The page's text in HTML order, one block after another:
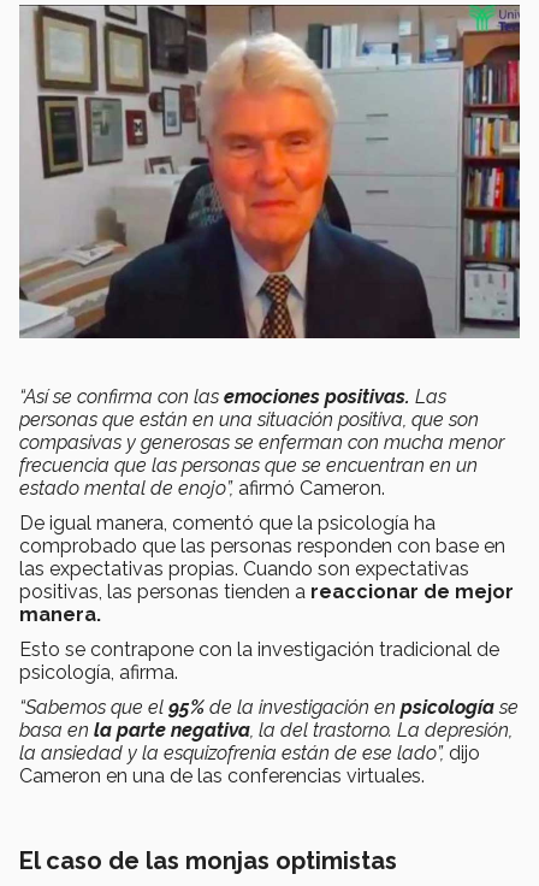
“Así se confirma con las emociones positivas. Las
personas que están en una situación positiva, que son
compasivas y generosas se enferman con mucha menor
frecuencia que las personas que se encuentran en un
estado mental de enojo”, afirmó Cameron.
De igual manera, comentó que la psicología ha
comprobado que las personas responden con base en
las expectativas propias. Cuando son expectativas
positivas, las personas tienden a reaccionar de mejor
manera.
Esto se contrapone con la investigación tradicional de
psicología, afirma.
“Sabemos que el 95% de la investigación en psicologíase
basa en la parte negativa, la del trastorno. La depresión,
la ansiedad y la esquizofrenia están de ese lado”, dijo
Cameron en una de las conferencias virtuales.
El caso de las monjas optimistas